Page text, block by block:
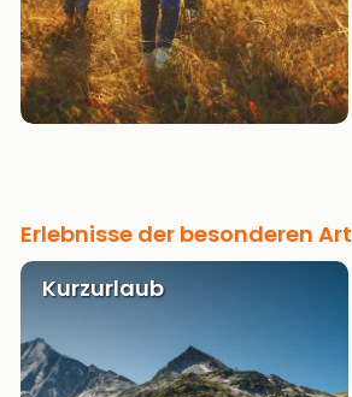
Erlebnisse der besonderen Art
Kurzurlaub